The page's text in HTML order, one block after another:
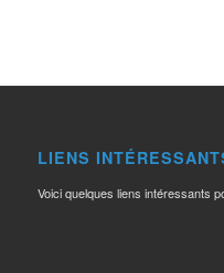
LIENS
Voici quelques liens intéressants